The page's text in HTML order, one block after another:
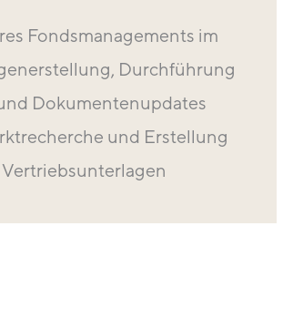
Fondsmanagements im
Durchführung
Dokumentenupdates
und Erstellung